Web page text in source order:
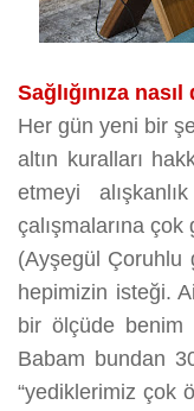
Sağlığınıza
Her gün yeni bir
altın kuralları
etmeyi
çalışmalarına
(Ayşegül Çoruhlu
hepimizin isteği.
bir ölçüde benim
Babam bundan
“yediklerimiz çok